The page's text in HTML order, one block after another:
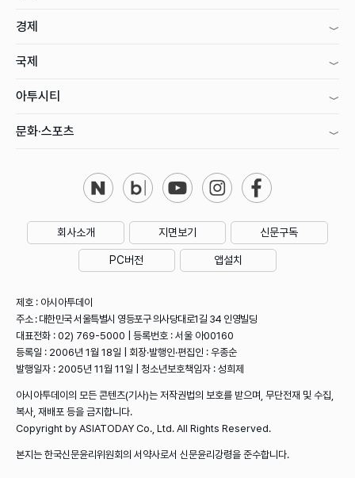
경제
국제
아투시티
문화·스포츠
회사소개 지면보기 신문구독
PC버전 앱설치
제호 : 아시아투데이
주소 : 대한민국 서울특별시 영등포구 의사당대로1길 34 인영빌딩
대표전화 : 02) 769-5000 | 등록번호 : 서울 아00160
등록일 : 2006년 1월 18일 | 회장·발행인·편집인 : 우종순
발행일자 : 2005년 11월 11일 | 청소년보호책임자 : 성희제
아시아투데이의 모든 콘텐츠(기사)는 저작권법의 보호를 받으며, 무단전재 및 수집,
복사, 재배포 등을 금지합니다.
Copyright by ASIATODAY Co., Ltd. All Rights Reserved.
본지는 한국신문윤리위원회의 서약사로서 신문윤리강령을 준수합니다.